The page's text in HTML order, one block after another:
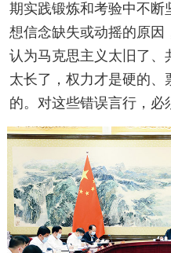
期实践锻炼和考验中不断
想信念缺失或动摇的原因
认为马克思主义太旧了、
太长了，权力才是硬的
的。对这些错误言行，必